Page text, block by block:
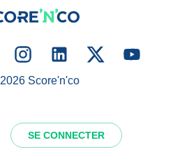
SE CONNECTER
2026Score'n'co